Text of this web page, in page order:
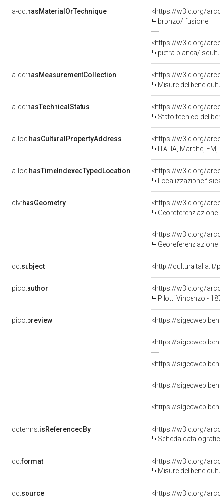
a-dd:hasMaterialOrTechnique
<https://w3id.org/
bronzo/ fusione
<https://w3id.org/
pietra bianca/
a-dd:hasMeasurementCollection
<https://w3id.org/
Misure del bene
a-dd:hasTechnicalStatus
<https://w3id.org/
Stato tecnico del
a-loc:hasCulturalPropertyAddress
<https://w3id.org/
ITALIA, Marche,
a-loc:hasTimeIndexedTypedLocation
<https://w3id.org/
Localizzazione
clv:hasGeometry
<https://w3id.org/
Georeferenziazione
<https://w3id.org/
dc:subject <http://culturaitalia.it/
pico:author
<https://w3id.org/
Pilotti Vincenzo -
pico:preview
dcterms:isReferencedBy
<https://w3id.org/
Scheda
dc:format
<https://w3id.org/
Misure del bene
dc:source <https://w3id.org/